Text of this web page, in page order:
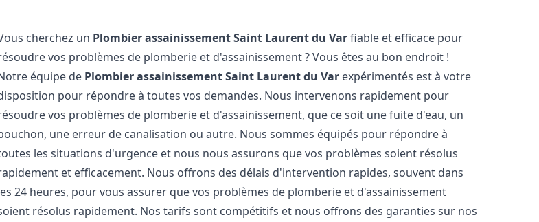
cherchez un Plombier assainissementSaint Laurent du Varfiable et efficace pour
vos problèmes de plomberie et d'assainissement ? Vous êtes au bon endroit !
équipe de Plombier assainissementSaint Laurent du Var expérimentés est à votre
pour répondre à toutes vos demandes. Nous intervenons rapidement pour
vos problèmes de plomberie et d'assainissement, que ce soit une fuite d'eau, un
une erreur de canalisation ou autre. Nous sommes équipés pour répondre à
les situations d'urgence et nous nous assurons que vos problèmes soient résolus
et efficacement. Nous offrons des délais d'intervention rapides, souvent dans
24 heures, pour vous assurer que vos problèmes de plomberie et d'assainissement
résolus rapidement. Nos tarifs sont compétitifs et nous offrons des garanties sur nos